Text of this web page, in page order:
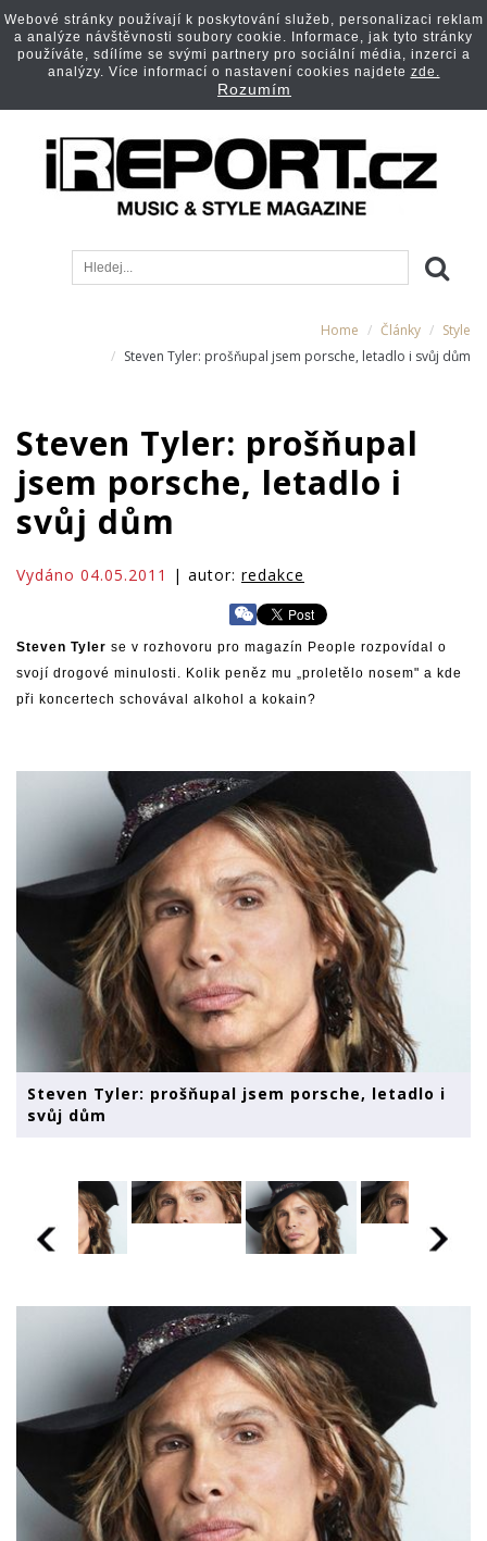
Home Články
Style
Steven Tyler: prošňupal jsem porsche, letadlo i svůj dům
Steven Tyler: prošňupal
jsem porsche, letadlo i
svůj dům
Vydáno 04.05.2011 | autor: redakce
Steven Tyler se v rozhovoru pro magazín People rozpovídal o
svojí drogové minulosti. Kolik peněz mu „proletělo nosem" a kde
při koncertech schovával alkohol a kokain?
Steven Tyler: prošňupal jsem porsche, letadlo i
svůj dům
Webové stránky používají k poskytování služeb, personalizaci reklam
a analýze návštěvnosti soubory cookie. Informace, jak tyto stránky
používáte, sdílíme se svými partnery pro sociální média, inzerci a
analýzy. Více informací o nastavení cookies najdete zde.
Rozumím